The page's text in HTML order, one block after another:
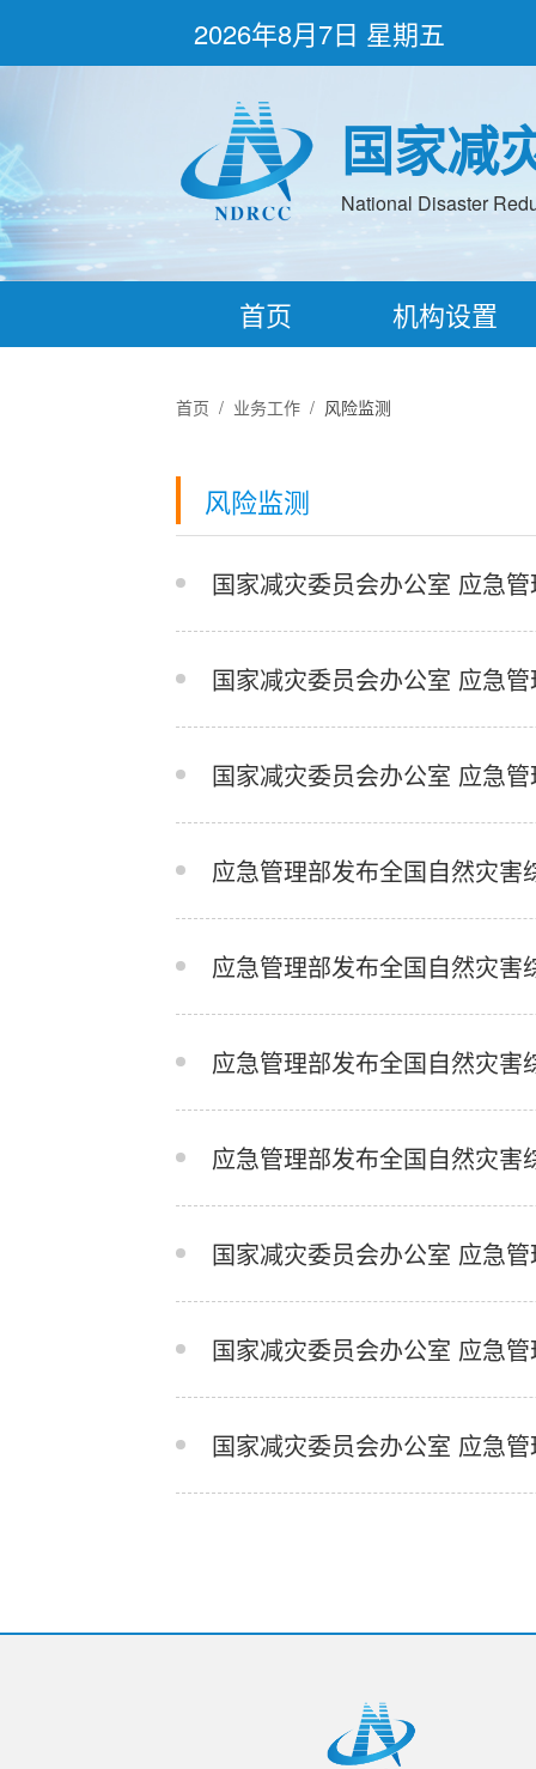
2026年8月7日 星期五
国家减
National Disaster
首页 机构设置
首页 / 业务工作/ 风险监测
风险监测
国家减灾委员会办公室 应急
国家减灾委员会办公室 应急
国家减灾委员会办公室 应急
应急管理部发布全国自然灾害
应急管理部发布全国自然灾害
应急管理部发布全国自然灾害
应急管理部发布全国自然灾害
国家减灾委员会办公室 应急
国家减灾委员会办公室 应急
国家减灾委员会办公室 应急